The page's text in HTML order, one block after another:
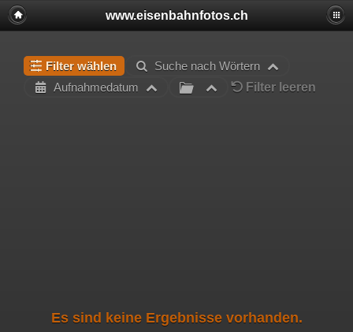
www.eisenbahnfotos.ch
Filter wählen
Suche nach Wörtern
Aufnahmedatum
Filter leeren
Es sind keine Ergebnisse vorhanden.